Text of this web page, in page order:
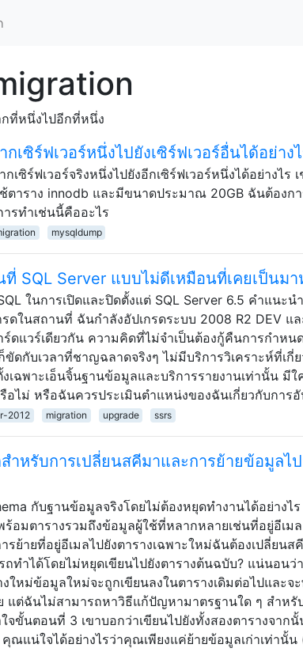
ที่หนึ่งไปอีกที่หนึ่ง
เซิร์ฟเวอร์หนึ่งไปยังเซิร์ฟเวอร์อื่นได้อย่าง
กเซิร์ฟเวอร์จริงหนึ่งไปยังอีกเซิร์ฟเวอร์หนึ่งได้อย่างไ
ตาราง innodb และมีขนาดประมาณ 20GB ฉันต้องกา
รทำเช่นนี้คืออะไร
mysqldump
SQL Server แบบไม่ดีเหมือนที่เคยเป็นมา
ในการเปิดและปิดตั้งแต่ SQL Server 6.5 คำแนะน
ดในสถานที่ ฉันกำลังอัปเกรดระบบ 2008 R2 DEV แล
ดแวร์เดียวกัน ความคิดที่ไม่จำเป็นต้องกู้คืนการกำหน
ดกับเวลาที่ชาญฉลาดจริงๆ ไม่มีบริการวิเคราะห์ที่เกี่
เฉพาะเอ็นจิ้นฐานข้อมูลและบริการรายงานเท่านั้น มี
อไม่ หรือฉันควรประเมินตำแหน่งของฉันเกี่ยวกับการ
2012 migration upgrade ssrs
หรับการเปลี่ยนสคีมาและการย้ายข้อมูลไ
กับฐานข้อมูลจริงโดยไม่ต้องหยุดทำงานได้อย่างไ
อมตารางรวมถึงข้อมูลผู้ใช้ที่หลากหลายเช่นที่อยู่อีเม
รย้ายที่อยู่อีเมลไปยังตารางเฉพาะใหม่ฉันต้องเปลี่ยน
ถทำได้โดยไม่หยุดเขียนไปยังตารางต้นฉบับ? แน่นอน
งใหม่ข้อมูลใหม่จะถูกเขียนลงในตารางเดิมต่อไปและจ
แต่ฉันไม่สามารถหาวิธีแก้ปัญหามาตรฐานใด ๆ สำห
จขั้นตอนที่ 3 เขาบอกว่าเขียนไปยังทั้งสองตารางจาก
คุณแน่ใจได้อย่างไรว่าคุณเพียงแค่ย้ายข้อมูลเก่าเท่านั้